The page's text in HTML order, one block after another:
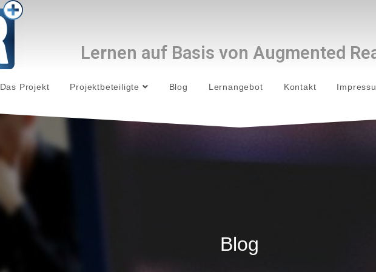
Lernen auf Basis von Augmented
Das Projekt Projektbeteiligte Blog Lernangebot Kontakt
Blog